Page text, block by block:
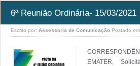
6ª Reunião Ordinária- 15/03/2021
Escrito por: Assessoria de Comunicação Postado
EMATER,